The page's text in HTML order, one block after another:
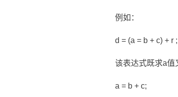
例如：
d = (a = b + c) + r ;
该表达式既求a值
a = b + c;